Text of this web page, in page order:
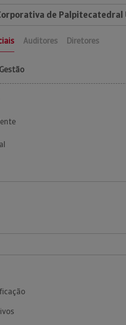
de Palpitecatedral
Auditores Diretores